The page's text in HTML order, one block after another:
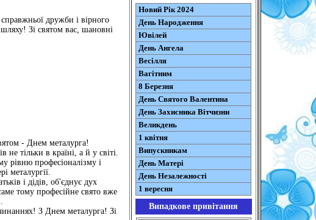
дружби і вірного
Зі святом вас, шановні
- Днем металурга!
тільки в країні, а й у світі.
рівню професіоналізму і
металургії.
і дідів, об'єднує дух
тому професійне свято вже
З Днем металурга! Зі
Новий Рік 2024
День Народження
Ювілей
День Ангела
Весілля
Вагітним
8 Березня
День Святого Валентина
День Захисника Вітчизни
Великдень
1 квітня
Випускникам
День Матері
День Незалежності
1 вересня
Випадкове привітання